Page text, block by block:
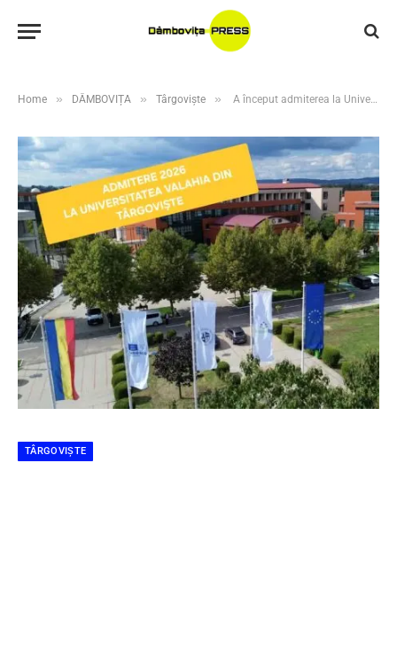
Home » DÂMBOVIȚA » Târgoviște » A început admiterea la Universitatea Valahia din Târgoviște! Sute de locuri la buget și taxă pentru sesiunea iulie 2026
TÂRGOVIȘTE